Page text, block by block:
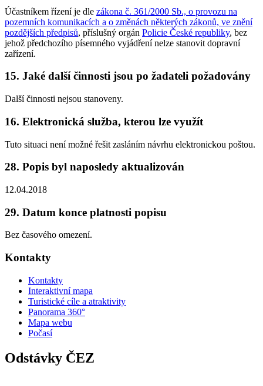
Účastníkem řízení je dle zákona č. 361/2000 Sb., o provozu na
pozemních komunikacích a o změnách některých zákonů, ve znění
pozdějších předpisů, příslušný orgán Policie České republiky, bez
jehož předchozího písemného vyjádření nelze stanovit dopravní
zařízení.
15. Jaké další činnosti jsou po žadateli požadovány
Další činnosti nejsou stanoveny.
16. Elektronická služba, kterou lze využít
Tuto situaci není možné řešit zasláním návrhu elektronickou poštou.
28. Popis byl naposledy aktualizován
12.04.2018
29. Datum konce platnosti popisu
Bez časového omezení.
Kontakty
Kontakty
Interaktivní mapa
Turistické cíle a atraktivity
Panorama 360°
Mapa webu
Počasí
Odstávky ČEZ